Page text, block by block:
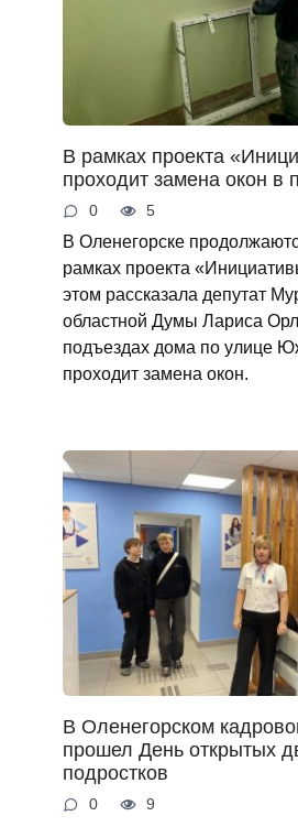
В рамках проекта
проходит замена окон в
0 5
В Оленегорске
рамках проекта
этом рассказала депутат
областной Думы Лариса
подъездах дома по улице
проходит замена окон.
В Оленегорском
прошел День открытых
подростков
0 9